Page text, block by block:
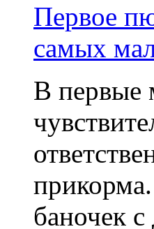
Первое
самых
В первые
баночек